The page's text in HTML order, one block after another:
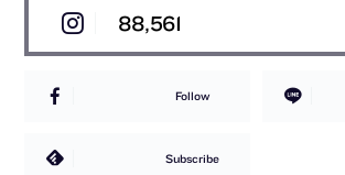
88,561
Follow
Subscribe